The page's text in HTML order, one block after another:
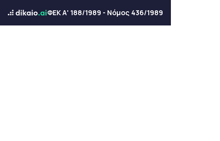
ΦΕΚ Α' 188/1989 - Νόμος 436/1989